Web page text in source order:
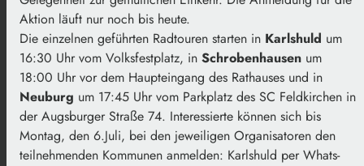
Aktion läuft nur noch bis heute.
Die einzelnen geführten Radtouren starten in Karlshuld um
16:30 Uhr vom Volksfestplatz, in Schrobenhausen um
18:00 Uhr vor dem Haupteingang des Rathauses und in
Neuburg um 17:45 Uhr vom Parkplatz des SC Feldkirchen in
der Augsburger Straße 74. Interessierte können sich bis
Montag, den 6.Juli, bei den jeweiligen Organisatoren den
teilnehmenden Kommunen anmelden: Karlshuld per Whats-